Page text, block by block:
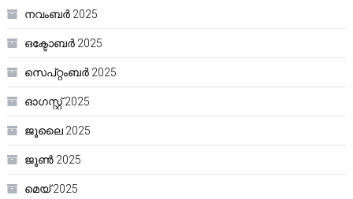
നവംബർ 2025
ഒക്ടോബർ 2025
സെപ്റ്റംബർ 2025
ഓഗസ്റ്റ്‌ 2025
ജൂലൈ 2025
ജൂൺ 2025
മെയ്‌ 2025